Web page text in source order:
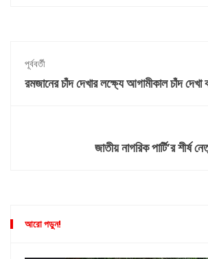
পূর্ববর্তী
রমজানের চাঁদ দেখার লক্ষ্যে আগামীকাল চাঁদ দেখা
জাতীয় নাগরিক পার্টি’র
আরো পড়ুন!